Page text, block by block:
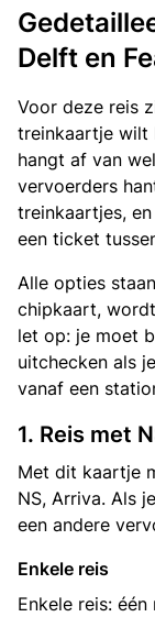
Delft en
Voor deze reis
treinkaartje wilt
hangt af van
vervoerders
treinkaartjes,
een ticket
Alle opties
chipkaart,
let op: je moet
uitchecken als
vanaf een
1. Reis met
Met dit kaartje
NS, Arriva. Als
een andere
Enkele reis
Enkele reis: